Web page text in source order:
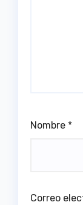
Nombre *
Correo